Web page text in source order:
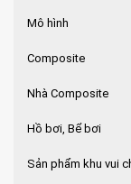
Mô hình
Composite
Nhà Composite
Hồ bơi, Bể bơi
Sản phẩm khu vui